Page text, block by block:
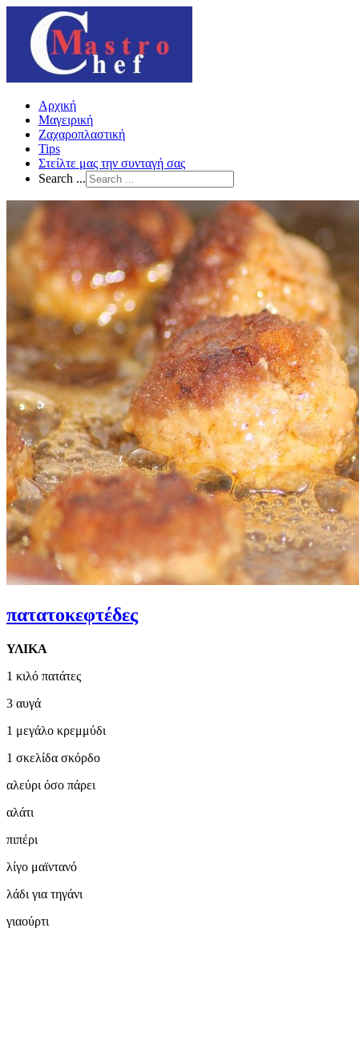
Αρχική
Μαγειρική
Ζαχαροπλαστική
Tips
Στείλτε μας την συνταγή σας
Search ...
πατατοκεφτέδες
ΥΛΙΚΑ
1 κιλό πατάτες
3 αυγά
1 μεγάλο κρεμμύδι
1 σκελίδα σκόρδο
αλεύρι όσο πάρει
αλάτι
πιπέρι
λίγο μαϊντανό
λάδι για τηγάνι
γιαούρτι